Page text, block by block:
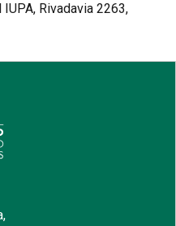
Rivadavia 2263,